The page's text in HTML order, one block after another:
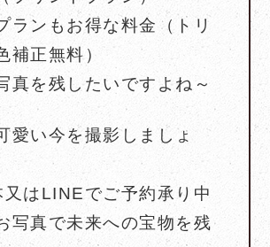
ランもお得な料金（トリ
補正無料）
真を残したいですよね～
愛い今を撮影しましょ
又はLINEでご予約承り中
写真で未来への宝物を残